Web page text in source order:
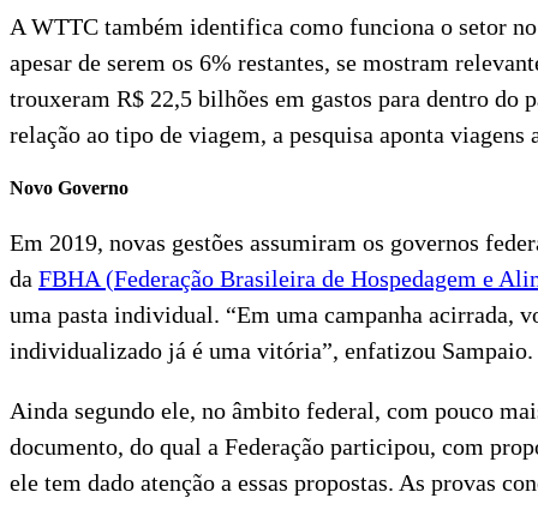
A WTTC também identifica como funciona o setor
apesar de serem os 6% restantes, se mostram
trouxeram R$ 22,5 bilhões em gastos para dentro do
relação ao tipo de viagem, a pesquisa aponta viagens
Novo Governo
Em 2019, novas gestões assumiram os governos
da FBHA (Federação Brasileira de Hospedagem e
uma pasta individual. “Em uma campanha acirrada,
individualizado já é uma vitória”, enfatizou Sampaio.
Ainda segundo ele, no âmbito federal, com pouco
documento, do qual a Federação participou, com
ele tem dado atenção a essas propostas. As provas